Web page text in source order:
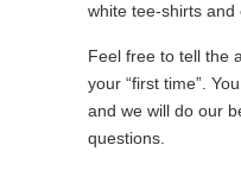
white tee-shirts and
Feel free to tell the
your “first time”.
and we will do our
questions.